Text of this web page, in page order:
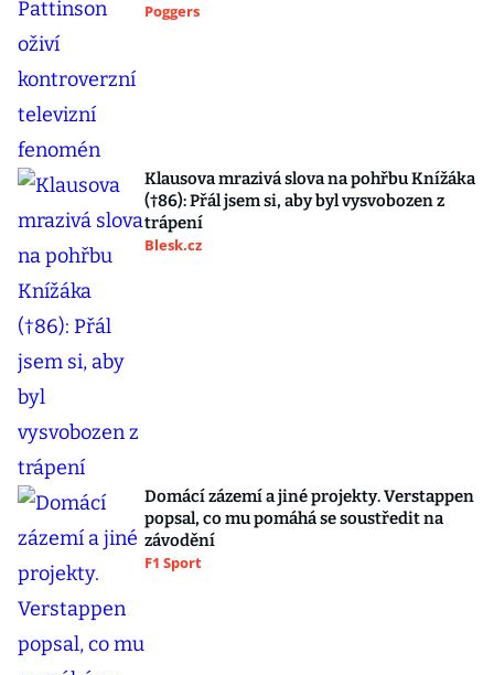
Poggers
Klausova mrazivá slova na pohřbu Knížáka
(†86): Přál jsem si, aby byl vysvobozen z
trápení
Blesk.cz
Domácí zázemí a jiné projekty. Verstappen
popsal, co mu pomáhá se soustředit na
závodění
F1 Sport